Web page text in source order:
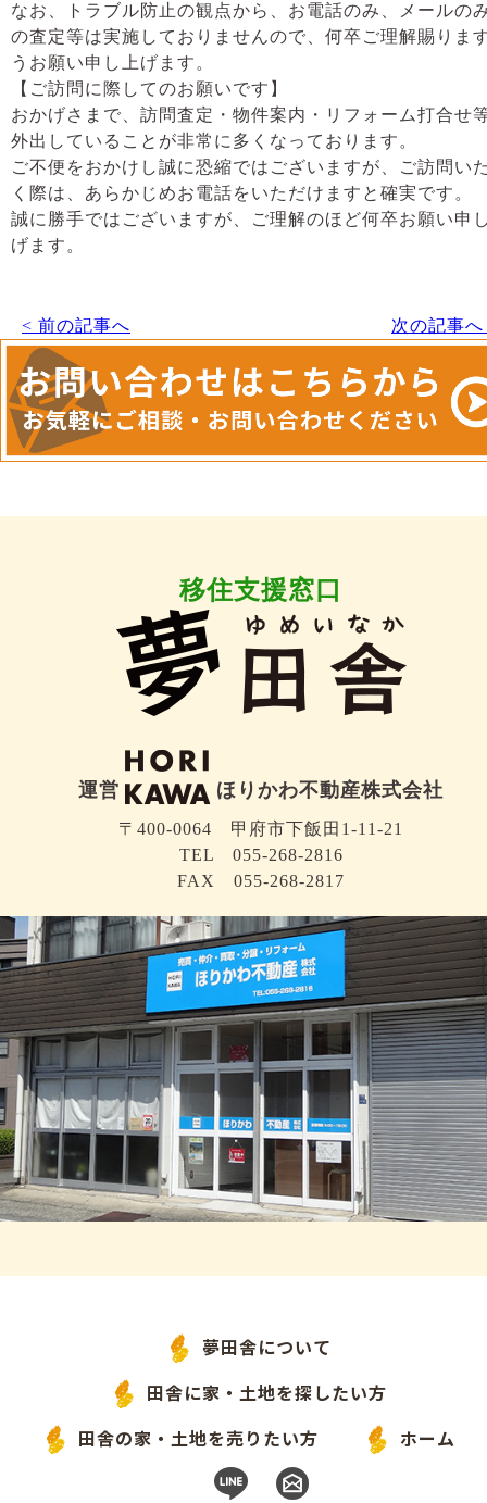
なお、トラブル防止の観点から、お電話のみ、メールの
の査定等は実施しておりませんので、何卒ご理解賜りま
うお願い申し上げます。
【ご訪問に際してのお願いです】
おかげさまで、訪問査定・物件案内・リフォーム打合せ
外出していることが非常に多くなっております。
ご不便をおかけし誠に恐縮ではございますが、ご訪問い
く際は、あらかじめお電話をいただけますと確実です。
誠に勝手ではございますが、ご理解のほど何卒お願い申
げます。
< 前の記事へ 次の記事
移住支援窓口
運営 ほりかわ不動産株式会社
〒400-0064 甲府市下飯田1-11-21
TEL 055-268-2816
FAX 055-268-2817
夢田舎について
田舎に家・土地を探したい方
田舎の家・土地を売りたい方
ホーム